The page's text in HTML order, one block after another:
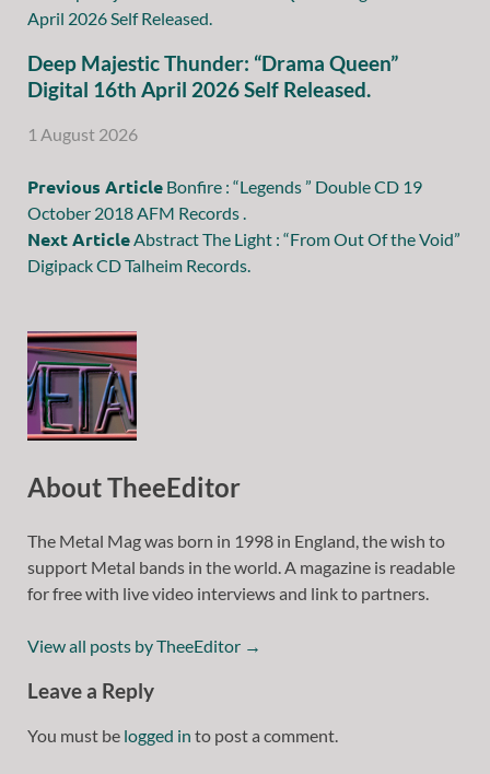
Deep Majestic Thunder: “Drama Queen”
Digital 16th April 2026 Self Released.
1 August 2026
Previous Article Bonfire : “Legends ” Double CD 19
October 2018 AFM Records .
Next ArticleAbstract The Light : “From Out Of the Void”
Digipack CD Talheim Records.
About TheeEditor
The Metal Mag was born in 1998 in England, the wish to
support Metal bands in the world. A magazine is readable
for free with live video interviews and link to partners.
View all posts by TheeEditor →
Leave a Reply
You must be logged in to post a comment.